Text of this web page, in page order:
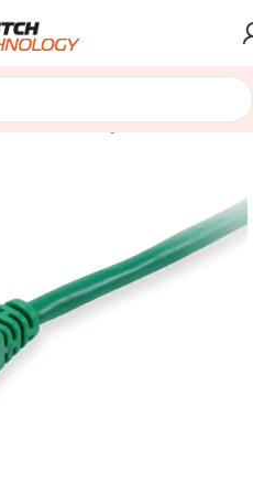
Rede/Cabos RJ45